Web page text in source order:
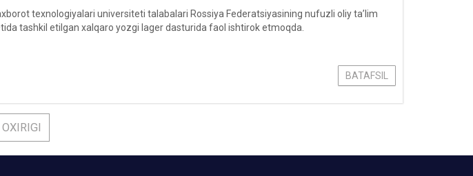
texnologiyalari universiteti talabalari Rossiya Federatsiyasining nufuzli oliy ta’lim
tashkil etilgan xalqaro yozgi lager dasturida faol ishtirok etmoqda.
BATAFSIL
OXIRIGI